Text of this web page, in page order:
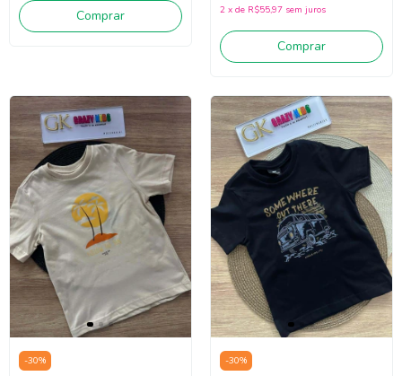
Comprar 2 x de R$55,97 sem juros
Comprar
-30% -30%